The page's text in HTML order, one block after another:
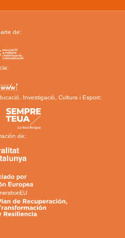
de:
Investigació, Cultura i Esport:
de: